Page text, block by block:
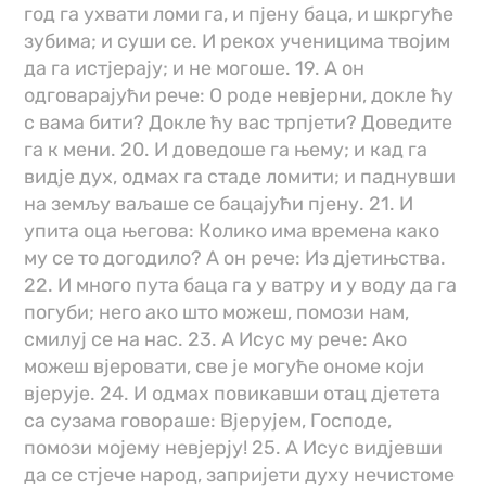
год га ухвати ломи га, и пјену баца, и шкргуће
зубима; и суши се. И рекох ученицима твојим
да га истјерају; и не могоше. 19. А он
одговарајући рече: О роде невјерни, докле ћу
с вама бити? Докле ћу вас трпјети? Доведите
га к мени. 20. И доведоше га њему; и кад га
видје дух, одмах га стаде ломити; и паднувши
на земљу ваљаше се бацајући пјену. 21. И
упита оца његова: Колико има времена како
му се то догодило? А он рече: Из дјетињства.
22. И много пута баца га у ватру и у воду да га
погуби; него ако што можеш, помози нам,
смилуј се на нас. 23. А Исус му рече: Ако
можеш вјеровати, све је могуће ономе који
вјерује. 24. И одмах повикавши отац дјетета
са сузама говораше: Вјерујем, Господе,
помози мојему невјерју! 25. А Исус видјевши
да се стјече народ, запријети духу нечистоме